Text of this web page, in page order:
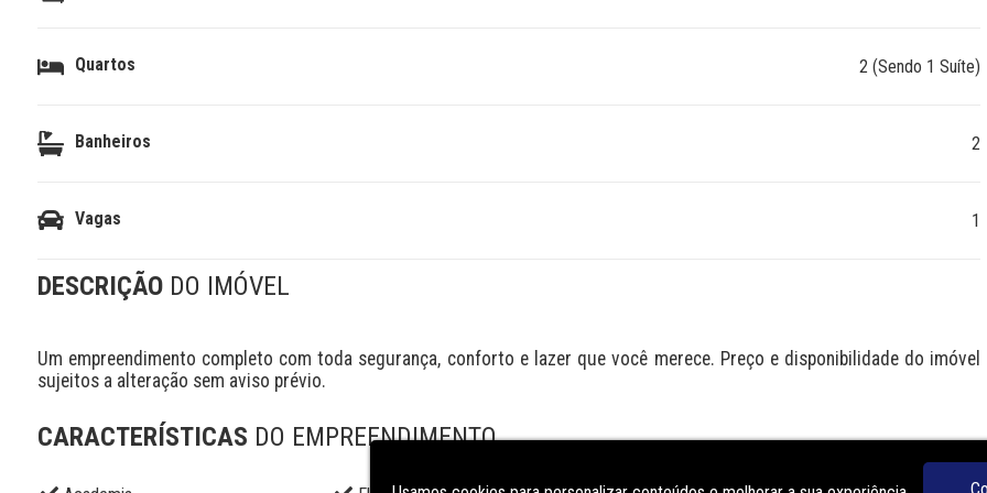
Quartos 2 (Sendo 1 Suíte)
Banheiros 2
Vagas 1
DESCRIÇÃO DO IMÓVEL
Um empreendimento completo com toda segurança, conforto e lazer que você merece. Preço e disponibilidade do imóvel
sujeitos a alteração sem aviso prévio.
CARACTERÍSTICAS DO EMPREENDIMENTO